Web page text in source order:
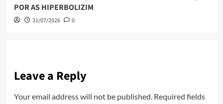
POR AS HIPERBOLIZIM
31/07/2026 0
Leave a Reply
Your email address will not be published. Required fields